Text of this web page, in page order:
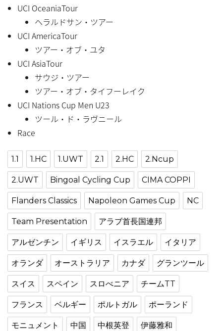
UCI OceaniaTour
ヘラルドサン・ツアー
UCI AmericaTour
ツアー・オブ・ユタ
UCI AsiaTour
サウジ・ツアー
ツアー・オブ・タイフーレイク
UCI Nations Cup Men U23
ツール・ド・ラヴニール
Race
1.1 1.HC 1.UWT 2.1 2.HC 2.Ncup
2.UWT Bingoal Cycling Cup CIMA COPPI
Flanders Classics Napoleon Games Cup NC
Team Presentation アラブ首長国連邦
アルゼンチン イギリス イスラエル イタリア
オランダ オーストラリア カナダ グランツール
スイス スペイン スロべニア チームTT
フランス ベルギー ポルトガル ポーランド
モニュメント 中国 中根英登 伊藤雅和